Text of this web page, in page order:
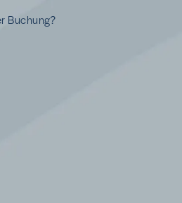
Buchung?